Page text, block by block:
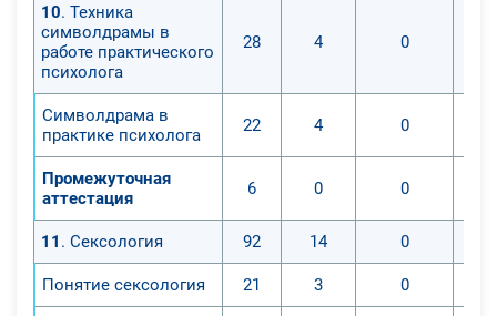
10. Техника
символдрамы в
работе практического
психолога
28 4 0
Символдрама в
практике психолога
22 4 0
Промежуточная
аттестация
6 0 0
11 . Сексология 92 14 0
Понятие сексология 21 3 0